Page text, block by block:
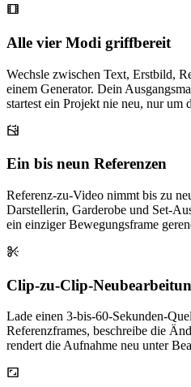
Alle vier Modi griffbereit
Wechsle zwischen Text, Erstbild,
einem Generator. Dein
startest ein Projekt nie neu, nur um
Ein bis neun Referenzen
Referenz-zu-Video nimmt bis zu
Darstellerin, Garderobe und Set-
ein einziger Bewegungsframe
Clip-zu-Clip-
Lade einen 3-bis-60-Sekunden-
Referenzframes, beschreibe die
rendert die Aufnahme neu unter